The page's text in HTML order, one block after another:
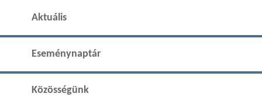
Aktuális
Eseménynaptár
Közösségünk